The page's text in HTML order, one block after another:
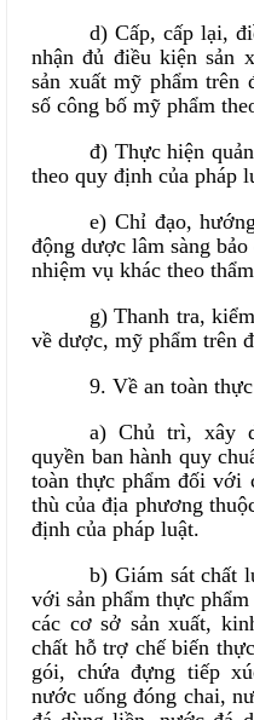
d) Cấp, cấp lại,
nhận đủ điều kiện sản
sản xuất mỹ phẩm trên
số công bố mỹ phẩm
đ) Thực hiện
theo quy định của pháp
e) Chỉ đạo,
động dược lâm sàng
nhiệm vụ khác theo
g) Thanh tra,
về dược, mỹ phẩm trên
9. Về an toàn
a) Chủ trì, xây
quyền ban hành quy
toàn thực phẩm đối với
thù của địa phương
định của pháp luật.
b) Giám sát chất
với sản phẩm thực
các cơ sở sản xuất,
chất hỗ trợ chế biến
gói, chứa đựng tiếp
nước uống đóng chai,